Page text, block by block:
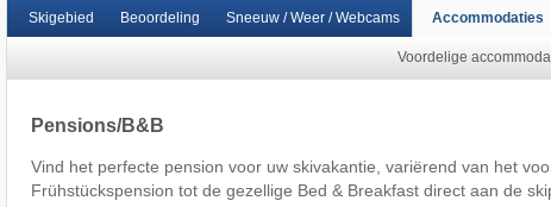
Skigebied Beoordeling Sneeuw / Weer / Webcams Accommodaties
Voordelige
Pensions/B&B
Vind het perfecte pension voor uw skivakantie, variërend van het
Frühstückspension tot de gezellige Bed & Breakfast direct aan de